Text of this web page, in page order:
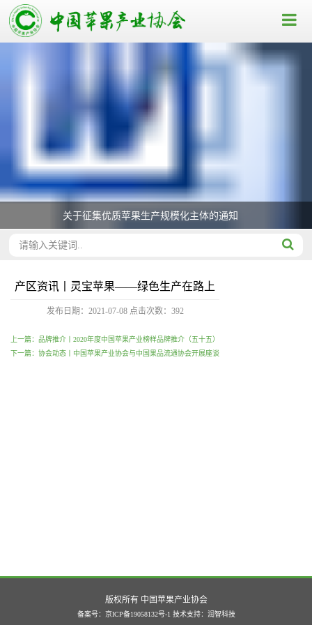
关于征集优质苹果生产规模化主体的通知
产区资讯丨灵宝苹果——绿色生产在路上
发布日期：2021-07-08 点击次数： 392
上一篇：品牌推介丨2020年度中国苹果产业榜样品牌推介（五十五）
下一篇：协会动态丨中国苹果产业协会与中国果品流通协会开展座谈
版权所有 中国苹果产业协会
备案号：京ICP备19058132号-1 技术支持： 润智科技